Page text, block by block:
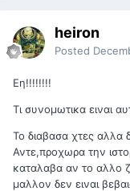
heiron
Posted
Εη!!!!!!!!
Τι συνομωτικα ειναι
Το διαβασα χτες αλλα
Αντε,προχωρα την
καταλαβα αν το αλλο
μαλλον δεν ειναι